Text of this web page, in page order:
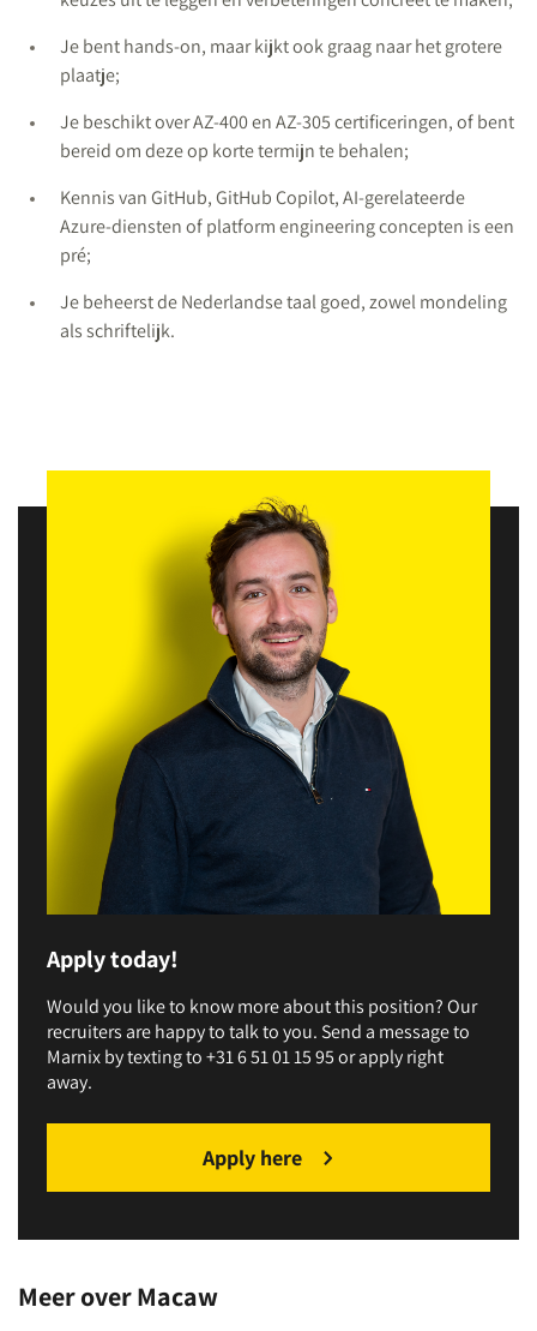
Je bent hands-on, maar kijkt ook graag naar het grotere
plaatje;
Je beschikt over AZ-400 en AZ-305 certificeringen, of bent
bereid om deze op korte termijn te behalen;
Kennis van GitHub, GitHub Copilot, AI-gerelateerde
Azure-diensten of platform engineering concepten is een
pré;
Je beheerst de Nederlandse taal goed, zowel mondeling
als schriftelijk.
Apply today!
Would you like to know more about this position? Our
recruiters are happy to talk to you. Send a message to
Marnix by texting to +31 6 51 01 15 95 or apply right
away.
Apply here
Meer over Macaw